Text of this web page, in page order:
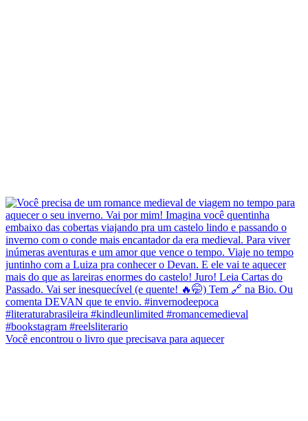
Você encontrou o livro que precisava para aquecer